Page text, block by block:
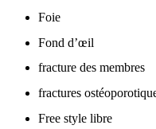
Foie
Fond d’œil
fracture des membres
fractures
Free style libre